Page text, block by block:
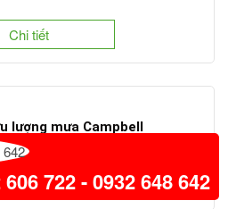
Chi tiết
lượng mưa Campbell
Chi tiết
606 722 - 0932 648 642